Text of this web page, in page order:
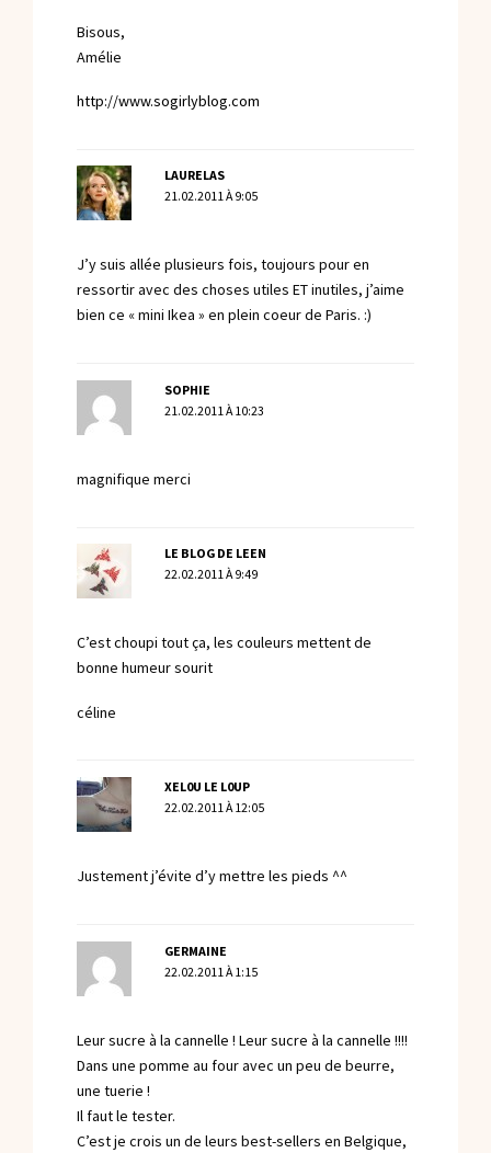
Bisous,
Amélie
http://www.sogirlyblog.com
LAURELAS
21.02.2011 À 9:05
J’y suis allée plusieurs fois, toujours pour en
ressortir avec des choses utiles ET inutiles, j’aime
bien ce « mini Ikea » en plein coeur de Paris. :)
SOPHIE
21.02.2011 À 10:23
magnifique merci
LE BLOG DE LEEN
22.02.2011 À 9:49
C’est choupi tout ça, les couleurs mettent de
bonne humeur sourit
céline
XEL0U LE L0UP
22.02.2011 À 12:05
Justement j’évite d’y mettre les pieds ^^
GERMAINE
22.02.2011 À 1:15
Leur sucre à la cannelle ! Leur sucre à la cannelle !!!!
Dans une pomme au four avec un peu de beurre,
une tuerie !
Il faut le tester.
C’est je crois un de leurs best-sellers en Belgique,